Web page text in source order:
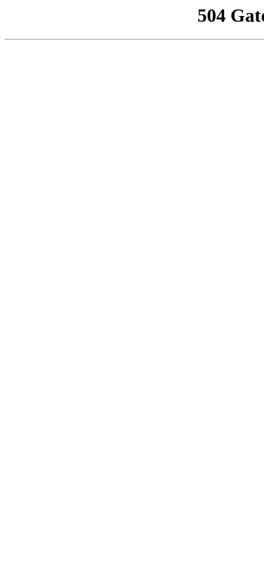
504